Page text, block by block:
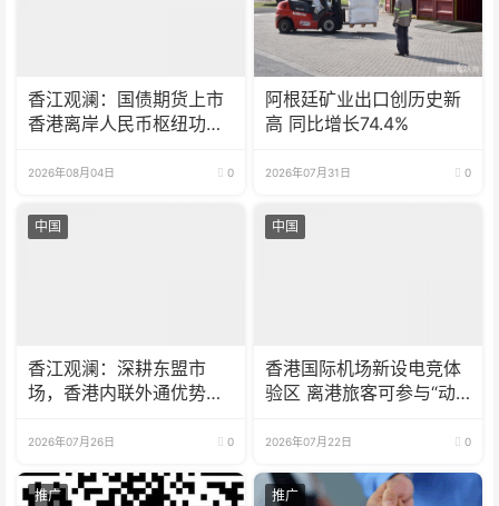
香江观澜：国债期货上市
香港离岸人民币枢纽功能
2026年08月04日 0
阿根廷矿业出口创历史新
高 同比增长74.4%
2026年07月31日 0
中国
香江观澜：深耕东盟市
场，香港内联外通优势再
2026年07月26日 0
中国
香港国际机场新设电竞体
验区 离港旅客可参与“动
2026年07月22日 0
推广 推广